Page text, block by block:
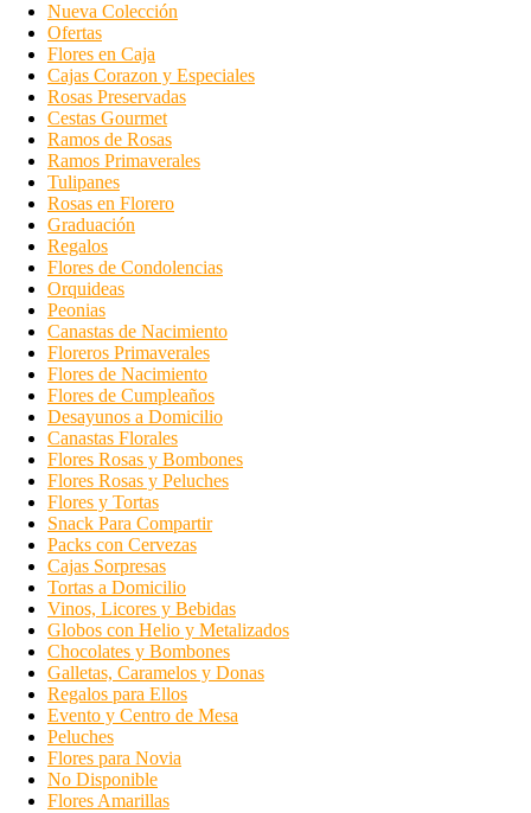
Nueva Colección
Ofertas
Flores en Caja
Cajas Corazon y Especiales
Rosas Preservadas
Cestas Gourmet
Ramos de Rosas
Ramos Primaverales
Tulipanes
Rosas en Florero
Graduación
Regalos
Flores de Condolencias
Orquideas
Peonias
Canastas de Nacimiento
Floreros Primaverales
Flores de Nacimiento
Flores de Cumpleaños
Desayunos a Domicilio
Canastas Florales
Flores Rosas y Bombones
Flores Rosas y Peluches
Flores y Tortas
Snack Para Compartir
Packs con Cervezas
Cajas Sorpresas
Tortas a Domicilio
Vinos, Licores y Bebidas
Globos con Helio y Metalizados
Chocolates y Bombones
Galletas, Caramelos y Donas
Regalos para Ellos
Evento y Centro de Mesa
Peluches
Flores para Novia
No Disponible
Flores Amarillas